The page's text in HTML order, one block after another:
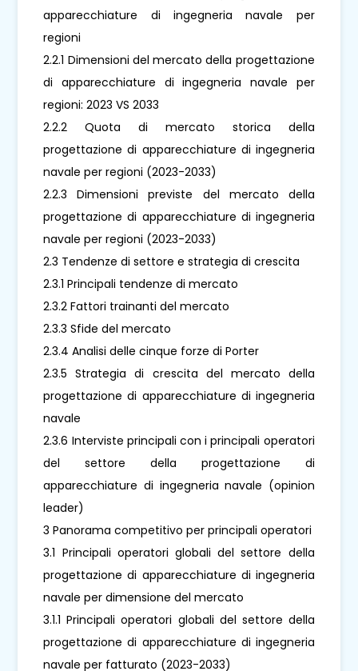
apparecchiature di ingegneria navale per
regioni
2.2.1 Dimensioni del mercato della progettazione
di apparecchiature di ingegneria navale per
regioni: 2023 VS 2033
2.2.2 Quota di mercato storica della
progettazione di apparecchiature di ingegneria
navale per regioni (2023-2033)
2.2.3 Dimensioni previste del mercato della
progettazione di apparecchiature di ingegneria
navale per regioni (2023-2033)
2.3 Tendenze di settore e strategia di crescita
2.3.1 Principali tendenze di mercato
2.3.2 Fattori trainanti del mercato
2.3.3 Sfide del mercato
2.3.4 Analisi delle cinque forze di Porter
2.3.5 Strategia di crescita del mercato della
progettazione di apparecchiature di ingegneria
navale
2.3.6 Interviste principali con i principali operatori
del settore della progettazione di
apparecchiature di ingegneria navale (opinion
leader)
3 Panorama competitivo per principali operatori
3.1 Principali operatori globali del settore della
progettazione di apparecchiature di ingegneria
navale per dimensione del mercato
3.1.1 Principali operatori globali del settore della
progettazione di apparecchiature di ingegneria
navale per fatturato (2023-2033)